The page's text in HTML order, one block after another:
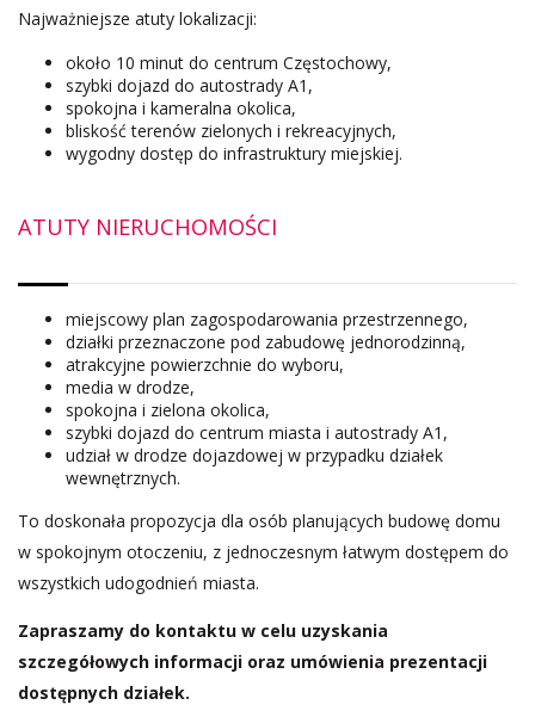
Najważniejsze atuty lokalizacji:
około 10 minut do centrum Częstochowy,
szybki dojazd do autostrady A1,
spokojna i kameralna okolica,
bliskość terenów zielonych i rekreacyjnych,
wygodny dostęp do infrastruktury miejskiej.
ATUTY NIERUCHOMOŚCI
miejscowy plan zagospodarowania przestrzennego,
działki przeznaczone pod zabudowę jednorodzinną,
atrakcyjne powierzchnie do wyboru,
media w drodze,
spokojna i zielona okolica,
szybki dojazd do centrum miasta i autostrady A1,
udział w drodze dojazdowej w przypadku działek
wewnętrznych.
To doskonała propozycja dla osób planujących budowę domu
w spokojnym otoczeniu, z jednoczesnym łatwym dostępem do
wszystkich udogodnień miasta.
Zapraszamy do kontaktu w celu uzyskania
szczegółowych informacji oraz umówienia prezentacji
dostępnych działek.